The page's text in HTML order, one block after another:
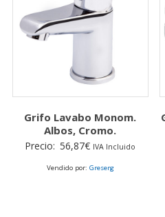
Grifo Lavabo Monom.
Albos, Cromo.
Precio: 56,87€ IVA Incluido
Vendido por: Greserg